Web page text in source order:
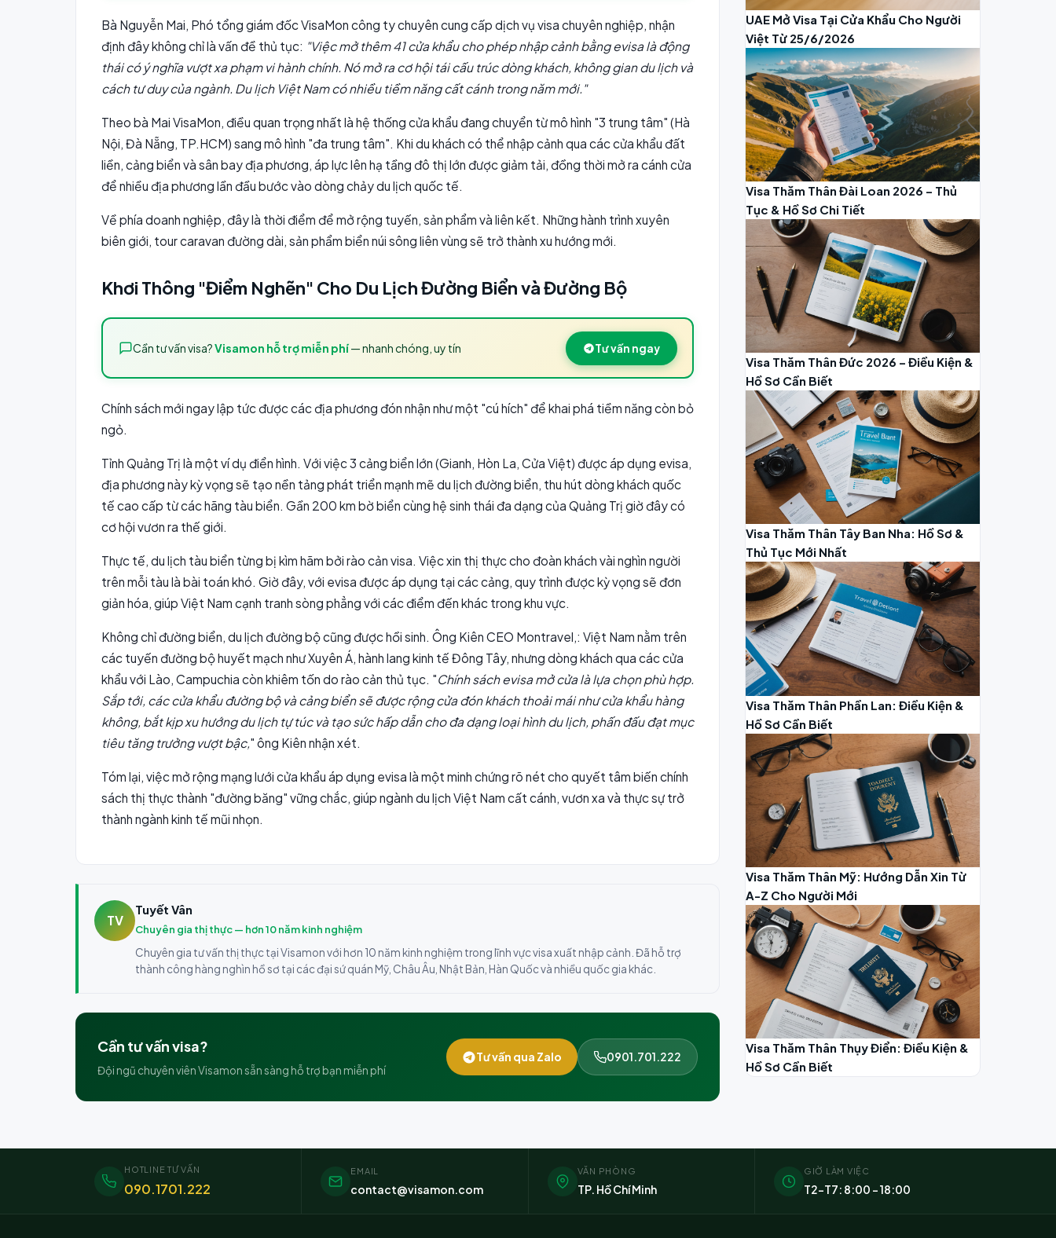
Bà Nguyễn Mai, Phó tổng giám đốc VisaMon công ty chuyên cung cấp dịch vụ visa chuyên nghiệp, nhận
định đây không chỉ là vấn đề thủ tục: "Việc mở thêm 41 cửa khẩu cho phép nhập cảnh bằng evisa là động
thái có ý nghĩa vượt xa phạm vi hành chính. Nó mở ra cơ hội tái cấu trúc dòng khách, không gian du lịch và
cách tư duy của ngành. Du lịch Việt Nam có nhiều tiềm năng cất cánh trong năm mới."
Theo bà Mai VisaMon, điều quan trọng nhất là hệ thống cửa khẩu đang chuyển từ mô hình "3 trung tâm" (Hà
Nội, Đà Nẵng, TP.HCM) sang mô hình "đa trung tâm". Khi du khách có thể nhập cảnh qua các cửa khẩu đất
liền, cảng biển và sân bay địa phương, áp lực lên hạ tầng đô thị lớn được giảm tải, đồng thời mở ra cánh cửa
để nhiều địa phương lần đầu bước vào dòng chảy du lịch quốc tế.
Về phía doanh nghiệp, đây là thời điểm để mở rộng tuyến, sản phẩm và liên kết. Những hành trình xuyên
biên giới, tour caravan đường dài, sản phẩm biển núi sông liên vùng sẽ trở thành xu hướng mới.
Khơi Thông "Điểm Nghẽn" Cho Du Lịch Đường Biển và Đường Bộ
Cần tư vấn visa?Visamon hỗ trợ miễn phí— nhanh chóng, uy tín Tư vấn ngay
Chính sách mới ngay lập tức được các địa phương đón nhận như một "cú hích" để khai phá tiềm năng còn bỏ
ngỏ.
Tỉnh Quảng Trị là một ví dụ điển hình. Với việc 3 cảng biển lớn (Gianh, Hòn La, Cửa Việt) được áp dụng evisa,
địa phương này kỳ vọng sẽ tạo nền tảng phát triển mạnh mẽ du lịch đường biển, thu hút dòng khách quốc
tế cao cấp từ các hãng tàu biển. Gần 200 km bờ biển cùng hệ sinh thái đa dạng của Quảng Trị giờ đây có
cơ hội vươn ra thế giới.
Thực tế, du lịch tàu biển từng bị kìm hãm bởi rào cản visa. Việc xin thị thực cho đoàn khách vài nghìn người
trên mỗi tàu là bài toán khó. Giờ đây, với evisa được áp dụng tại các cảng, quy trình được kỳ vọng sẽ đơn
giản hóa, giúp Việt Nam cạnh tranh sòng phẳng với các điểm đến khác trong khu vực.
Không chỉ đường biển, du lịch đường bộ cũng được hồi sinh. Ông Kiên CEO Montravel,: Việt Nam nằm trên
các tuyến đường bộ huyết mạch như Xuyên Á, hành lang kinh tế Đông Tây, nhưng dòng khách qua các cửa
khẩu với Lào, Campuchia còn khiêm tốn do rào cản thủ tục. "Chính sách evisa mở cửa là lựa chọn phù hợp.
Sắp tới, các cửa khẩu đường bộ và cảng biển sẽ được rộng cửa đón khách thoải mái như cửa khẩu hàng
không, bắt kịp xu hướng du lịch tự túc và tạo sức hấp dẫn cho đa dạng loại hình du lịch, phấn đấu đạt mục
tiêu tăng trưởng vượt bậc," ông Kiên nhận xét.
Tóm lại, việc mở rộng mạng lưới cửa khẩu áp dụng evisa là một minh chứng rõ nét cho quyết tâm biến chính
sách thị thực thành "đường băng" vững chắc, giúp ngành du lịch Việt Nam cất cánh, vươn xa và thực sự trở
thành ngành kinh tế mũi nhọn.
TV
Tuyết Vân
Chuyên gia thị thực — hơn 10 năm kinh nghiệm
Chuyên gia tư vấn thị thực tại Visamon với hơn 10 năm kinh nghiệm trong lĩnh vực visa xuất nhập cảnh. Đã hỗ trợ
thành công hàng nghìn hồ sơ tại các đại sứ quán Mỹ, Châu Âu, Nhật Bản, Hàn Quốc và nhiều quốc gia khác.
Cần tư vấn visa?
Đội ngũ chuyên viên Visamon sẵn sàng hỗ trợ bạn miễn phí
Tư vấn qua Zalo 0901.701.222
UAE Mở Visa Tại Cửa Khẩu Cho Người
Việt Từ 25/6/2026
Visa Thăm Thân Đài Loan 2026 – Thủ
Tục & Hồ Sơ Chi Tiết
Visa Thăm Thân Đức 2026 – Điều Kiện &
Hồ Sơ Cần Biết
Visa Thăm Thân Tây Ban Nha: Hồ Sơ &
Thủ Tục Mới Nhất
Visa Thăm Thân Phần Lan: Điều Kiện &
Hồ Sơ Cần Biết
Visa Thăm Thân Mỹ: Hướng Dẫn Xin Từ
A-Z Cho Người Mới
Visa Thăm Thân Thụy Điển: Điều Kiện &
Hồ Sơ Cần Biết
HOTLINE TƯ VẤN
090.1701.222
EMAIL
contact@visamon.com
VĂN PHÒNG
TP. Hồ Chí Minh
GIỜ LÀM VIỆC
T2–T7: 8:00 – 18:00